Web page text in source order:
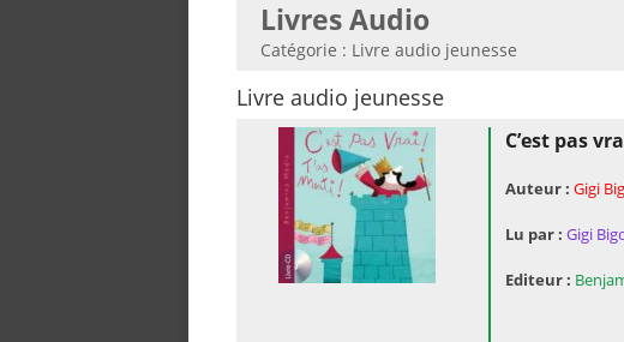
Livres Audio
Catégorie : Livre audio jeunesse
Livre audio jeunesse
C’est pas
Auteur : Gigi
Lu par : Gigi
Editeur :